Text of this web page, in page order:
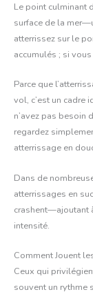
Le point culminant
surface de la
atterrissez sur le
accumulés ; si
Parce que
vol, c’est un cadre
n’avez pas besoin
regardez
atterrissage en
Dans de
atterrissages en
crashent—ajoutant
intensité.
Comment Jouent
Ceux qui
souvent un rythme